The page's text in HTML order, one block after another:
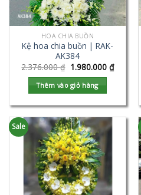
HOA CHIA BUỒN
Kệ hoa chia buồn | RAK-
AK384
2.376.000₫ 1.980.000 ₫
Thêm vào giỏ hàng
Sale